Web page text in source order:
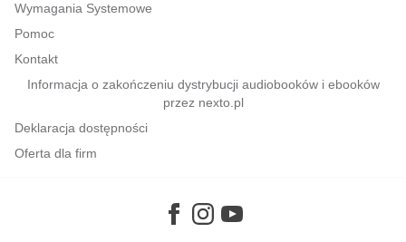
Wymagania Systemowe
Pomoc
Kontakt
Informacja o zakończeniu dystrybucji audiobooków i ebooków
przez nexto.pl
Deklaracja dostępności
Oferta dla firm